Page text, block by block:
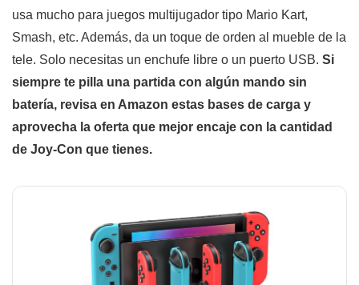
usa mucho para juegos multijugador tipo Mario Kart,
Smash, etc. Además, da un toque de orden al mueble de la
tele. Solo necesitas un enchufe libre o un puerto USB. Si
siempre te pilla una partida con algún mando sin
batería, revisa en Amazon estas bases de carga y
aprovecha la oferta que mejor encaje con la cantidad
de Joy-Con que tienes.